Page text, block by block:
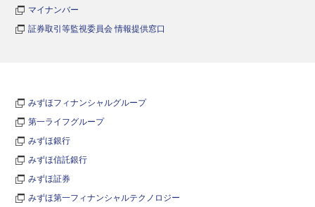
マイナンバー
証券取引等監視委員会 情報提供窓口
みずほフィナンシャルグループ
第一ライフグループ
みずほ銀行
みずほ信託銀行
みずほ証券
みずほ第一フィナンシャルテクノロジー